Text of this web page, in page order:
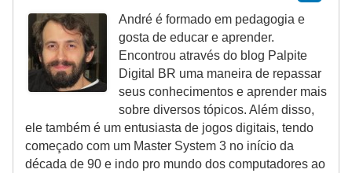
André é formado em pedagogia e
gosta de educar e aprender.
Encontrou através do blog Palpite
Digital BR uma maneira de repassar
seus conhecimentos e aprender mais
sobre diversos tópicos. Além disso,
ele também é um entusiasta de jogos digitais, tendo
começado com um Master System 3 no início da
década de 90 e indo pro mundo dos computadores ao
c
a
P
i
d
a